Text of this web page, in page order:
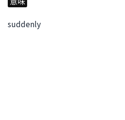
suddenly